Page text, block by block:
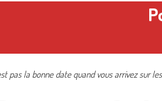
pas la bonne date quand vous arrivez sur